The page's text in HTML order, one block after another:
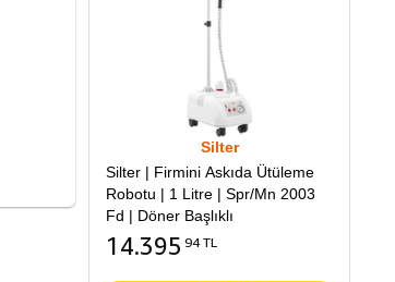
Silter
Silter | Firmini Askıda Ütüleme
Robotu | 1 Litre | Spr/Mn 2003
Fd | Döner Başlıklı
14.395 94 TL